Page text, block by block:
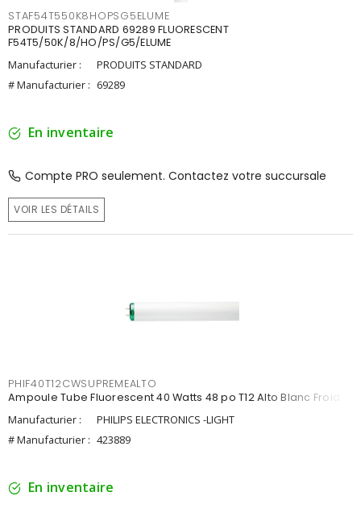
STAF54T550K8HOPSG5ELUME
PRODUITS STANDARD 69289 FLUORESCENT
F54T5/50K/8/HO/PS/G5/ELUME
Manufacturier :
PRODUITS STANDARD
# Manufacturier : 69289
En inventaire
Compte PRO seulement. Contactez votre succursale
VOIR LES DÉTAILS
PHIF40T12CWSUPREMEALTO
Ampoule Tube Fluorescent 40 Watts 48 po T12 Alto Blanc Froid
Manufacturier :
PHILIPS ELECTRONICS -LIGHT
# Manufacturier : 423889
En inventaire